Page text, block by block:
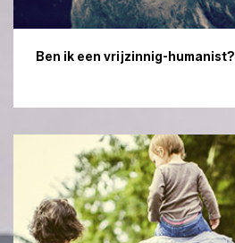
Ben ik een vrijzinnig-humanist?